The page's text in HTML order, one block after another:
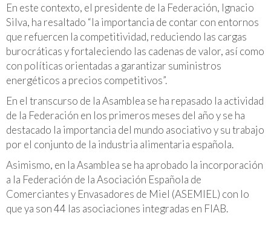
En este contexto, el presidente de la Federación, Ignacio
Silva, ha resaltado “la importancia de contar con entornos
que refuercen la competitividad, reduciendo las cargas
burocráticas y fortaleciendo las cadenas de valor, así como
con políticas orientadas a garantizar suministros
energéticos a precios competitivos”.
En el transcurso de la Asamblea se ha repasado la actividad
de la Federación en los primeros meses del año y se ha
destacado la importancia del mundo asociativo y su trabajo
por el conjunto de la industria alimentaria española.
Asimismo, en la Asamblea se ha aprobado la incorporación
a la Federación de la Asociación Española de
Comerciantes y Envasadores de Miel (ASEMIEL) con lo
que ya son 44 las asociaciones integradas en FIAB.